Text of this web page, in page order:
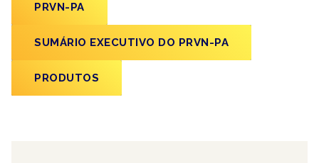
PRVN-PA
SUMÁRIO EXECUTIVO DO PRVN-PA
PRODUTOS